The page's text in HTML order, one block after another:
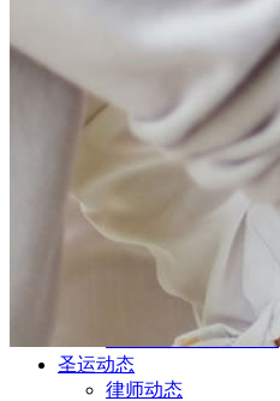
律所公告
拆迁律师团队
民商律师团队
部门领域
公司商务部
民事纠纷部
涉外法律事务部
金融证券部
海事海商部
刑事诉讼部
知识产权法律业务部
圣运动态
律师动态